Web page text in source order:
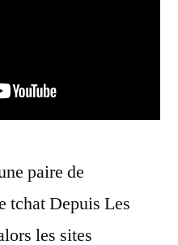
paire de
tchat Depuis Les
les sites